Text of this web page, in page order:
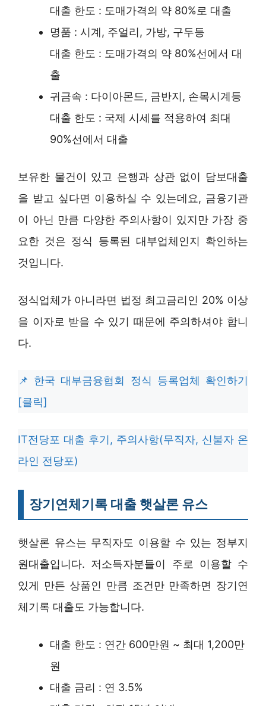
대출 한도 : 도매가격의 약 80%로 대출
명품 : 시계, 주얼리, 가방, 구두등
대출 한도 : 도매가격의 약 80%선에서 대
출
귀금속 : 다이아몬드, 금반지, 손목시계등
대출 한도 : 국제 시세를 적용하여 최대
90%선에서 대출
보유한 물건이 있고 은행과 상관 없이 담보대출
을 받고 싶다면 이용하실 수 있는데요, 금융기관
이 아닌 만큼 다양한 주의사항이 있지만 가장 중
요한 것은 정식 등록된 대부업체인지 확인하는
것입니다.
정식업체가 아니라면 법정 최고금리인 20% 이상
을 이자로 받을 수 있기 때문에 주의하셔야 합니
다.
한국 대부금융협회 정식 등록업체 확인하기
[클릭]
IT전당포 대출 후기, 주의사항(무직자, 신불자 온
라인 전당포)
장기연체기록 대출 햇살론 유스
햇살론 유스는 무직자도 이용할 수 있는 정부지
원대출입니다. 저소득자분들이 주로 이용할 수
있게 만든 상품인 만큼 조건만 만족하면 장기연
체기록 대출도 가능합니다.
대출 한도 : 연간 600만원 ~ 최대 1,200만
원
대출 금리 : 연 3.5%